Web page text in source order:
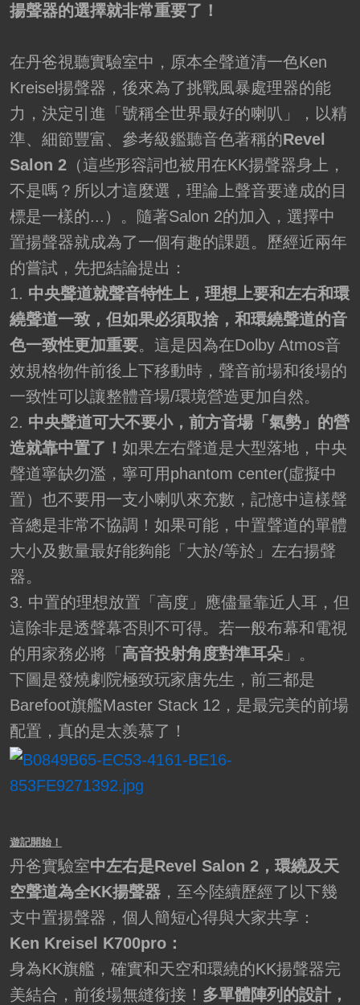
揚聲器的選擇就非常重要了！
在丹爸視聽實驗室中，原本全聲道清一色Ken
Kreisel揚聲器，後來為了挑戰風暴處理器的能
力，決定引進「號稱全世界最好的喇叭」，以精
準、細節豐富、參考級鑑聽音色著稱的Revel
Salon 2（這些形容詞也被用在KK揚聲器身上，
不是嗎？所以才這麼選，理論上聲音要達成的目
標是一樣的...）。隨著Salon 2的加入，選擇中
置揚聲器就成為了一個有趣的課題。歷經近兩年
的嘗試，先把結論提出：
1. 中央聲道就聲音特性上，理想上要和左右和環
繞聲道一致，但如果必須取捨，和環繞聲道的音
色一致性更加重要。這是因為在Dolby Atmos音
效規格物件前後上下移動時，聲音前場和後場的
一致性可以讓整體音場/環境營造更加自然。
2. 中央聲道可大不要小，前方音場「氣勢」的營
造就靠中置了！ 如果左右聲道是大型落地，中央
聲道寧缺勿濫，寧可用phantom center(虛擬中
置）也不要用一支小喇叭來充數，記憶中這樣聲
音總是非常不協調！如果可能，中置聲道的單體
大小及數量最好能夠能「大於/等於」左右揚聲
器。
3. 中置的理想放置「高度」應儘量靠近人耳，但
這除非是透聲幕否則不可得。若一般布幕和電視
的用家務必將「 高音投射角度對準耳朵」。
下圖是發燒劇院極致玩家唐先生，前三都是
Barefoot旗艦Master Stack 12，是最完美的前場
配置，真的是太羨慕了！
遊記開始！
丹爸實驗室中左右是Revel Salon 2，環繞及天
空聲道為全KK揚聲器，至今陸續歷經了以下幾
支中置揚聲器，個人簡短心得與大家共享：
Ken Kreisel K700pro：
身為KK旗艦，確實和天空和環繞的KK揚聲器完
美結合，前後場無縫銜接！ 多單體陣列的設計，